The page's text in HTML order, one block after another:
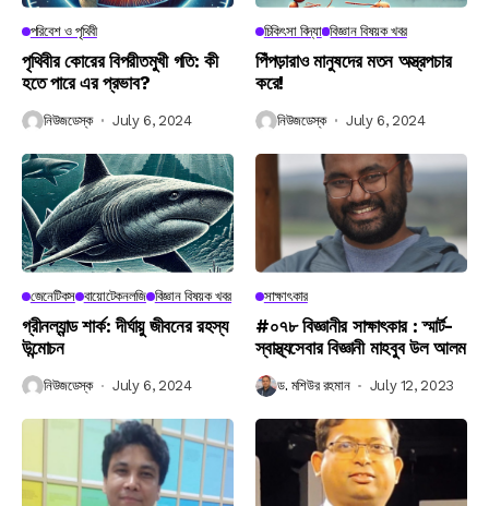
পরিবেশ ও পৃথিবী
পৃথিবীর কোরের বিপরীতমুখী গতি: কী
হতে পারে এর প্রভাব?
নিউজডেস্ক July 6, 2024
চিকিৎসা বিদ্যা বিজ্ঞান বিষয়ক খবর
পিঁপড়ারাও মানুষদের মতন অস্ত্রপচার
করে!
নিউজডেস্ক July 6, 2024
জেনেটিকস বায়োটেকনলজি বিজ্ঞান বিষয়ক খবর
গ্রীনল্যান্ড শার্ক: দীর্ঘায়ু জীবনের রহস্য
উন্মোচন
নিউজডেস্ক July 6, 2024
সাক্ষাৎকার
#০৭৮ বিজ্ঞানীর সাক্ষাৎকার : স্মার্ট-
স্বাস্থ্যসেবার বিজ্ঞানী মাহবুব উল আলম
ড. মশিউর রহমান July 12, 2023